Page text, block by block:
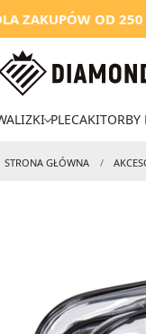
OD 250 ZŁ
PLECAKITORBY
STRONA GŁÓWNA